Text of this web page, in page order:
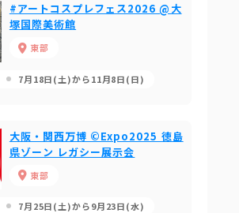
#アートコスプレフェス2026 @大
塚国際美術館
東部
7月18日(土)から11月8日(日)
大阪・関西万博 ©Expo2025 徳島
県ゾーン レガシー展示会
東部
7月25日(土)から9月23日(水)